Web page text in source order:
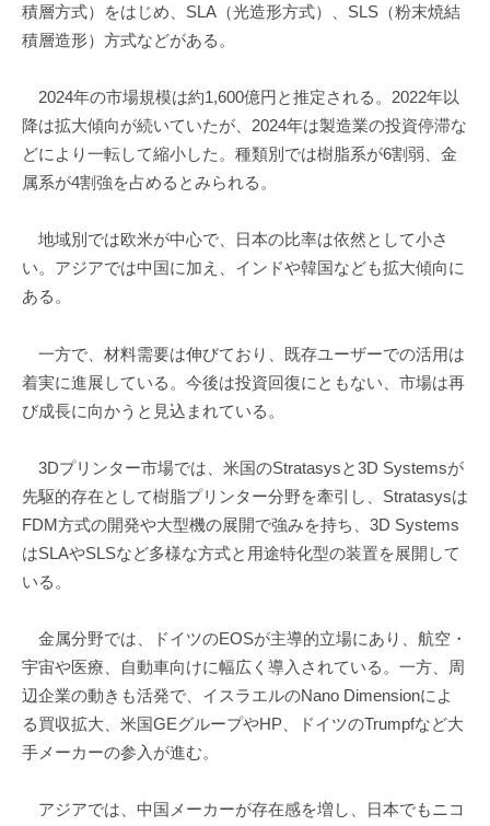
積層方式）をはじめ、SLA（光造形方式）、SLS（粉末焼結
積層造形）方式などがある。
2024年の市場規模は約1,600億円と推定される。2022年以
降は拡大傾向が続いていたが、2024年は製造業の投資停滞な
どにより一転して縮小した。種類別では樹脂系が6割弱、金
属系が4割強を占めるとみられる。
地域別では欧米が中心で、日本の比率は依然として小さ
い。アジアでは中国に加え、インドや韓国なども拡大傾向に
ある。
一方で、材料需要は伸びており、既存ユーザーでの活用は
着実に進展している。今後は投資回復にともない、市場は再
び成長に向かうと見込まれている。
3Dプリンター市場では、米国のStratasysと3D Systemsが
先駆的存在として樹脂プリンター分野を牽引し、Stratasysは
FDM方式の開発や大型機の展開で強みを持ち、3D Systems
はSLAやSLSなど多様な方式と用途特化型の装置を展開して
いる。
金属分野では、ドイツのEOSが主導的立場にあり、航空・
宇宙や医療、自動車向けに幅広く導入されている。一方、周
辺企業の動きも活発で、イスラエルのNano Dimensionによ
る買収拡大、米国GEグループやHP、ドイツのTrumpfなど大
手メーカーの参入が進む。
アジアでは、中国メーカーが存在感を増し、日本でもニコ